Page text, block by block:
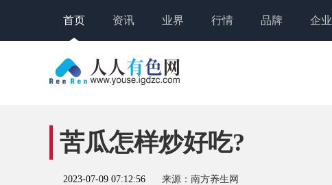
首页 资讯 业界 行情 品牌 企业
苦瓜怎样炒好吃?
2023-07-09 07:12:56 来源：南方养生网